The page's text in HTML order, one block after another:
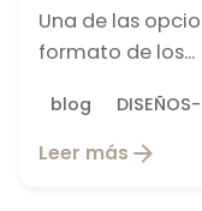
Una de las
formato de los...
blog
Leer más